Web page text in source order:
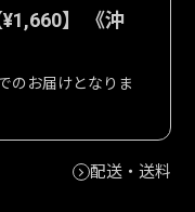
】 《沖
のお届けとなりま
配送・送料